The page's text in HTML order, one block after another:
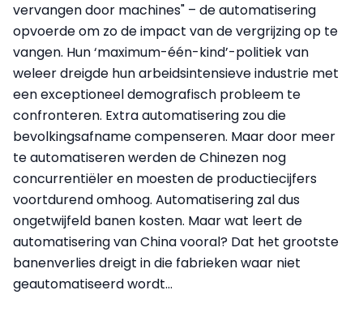
vervangen door machines" – de automatisering
opvoerde om zo de impact van de vergrijzing op te
vangen. Hun ‘maximum-één-kind’-politiek van
weleer dreigde hun arbeidsintensieve industrie met
een exceptioneel demografisch probleem te
confronteren. Extra automatisering zou die
bevolkingsafname compenseren. Maar door meer
te automatiseren werden de Chinezen nog
concurrentiëler en moesten de productiecijfers
voortdurend omhoog. Automatisering zal dus
ongetwijfeld banen kosten. Maar wat leert de
automatisering van China vooral? Dat het grootste
banenverlies dreigt in die fabrieken waar niet
geautomatiseerd wordt…